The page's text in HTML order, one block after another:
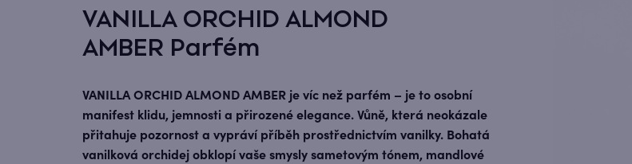
VANILLA ORCHID ALMOND
AMBER Parfém
VANILLA ORCHID ALMOND AMBER je víc než parfém – je to osobní
manifest klidu, jemnosti a přirozené elegance. Vůně, která neokázale
přitahuje pozornost a vypráví příběh prostřednictvím vanilky. Bohatá
vanilková orchidej obklopí vaše smysly sametovým tónem, mandlové